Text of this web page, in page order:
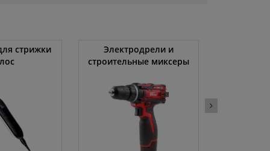
стрижки
Электродрели и
строительные миксеры